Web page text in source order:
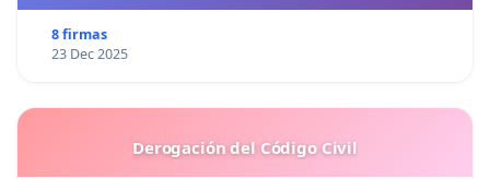
8 firmas
23 Dec 2025
Derogación del Código Civil